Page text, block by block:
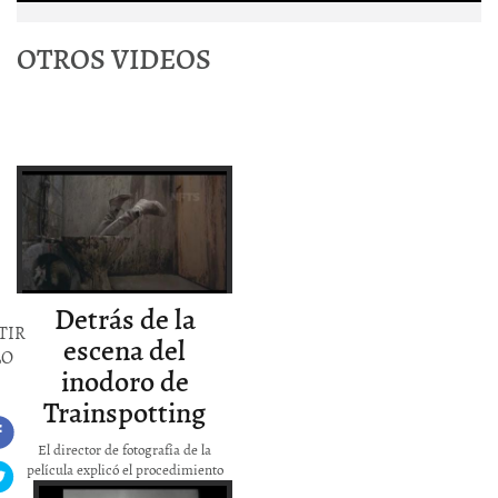
OTROS VIDEOS
How did they
film the toilet
scene in
Trainspotting?
Detrás de la
escena del
inodoro de
Trainspotting
El director de fotografía de la
película explicó el procedimiento